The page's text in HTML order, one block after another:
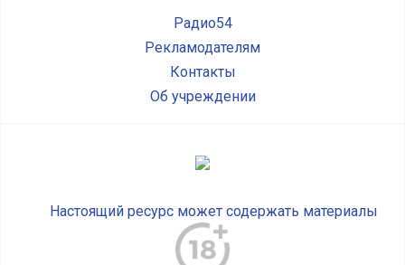
Радио54
Рекламодателям
Контакты
Об учреждении
Настоящий ресурс может содержать материалы